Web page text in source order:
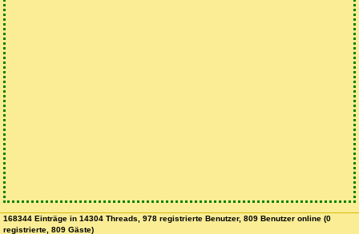
168344 Einträge in 14304 Threads, 978 registrierte Benutzer, 809 Benutzer online (0
registrierte, 809 Gäste)